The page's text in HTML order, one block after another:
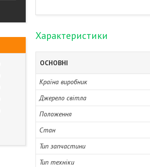
Характеристики
ОСНОВНІ
Країна виробник
Джерело світла
Положення
Стан
Тип запчастини
Тип техніки